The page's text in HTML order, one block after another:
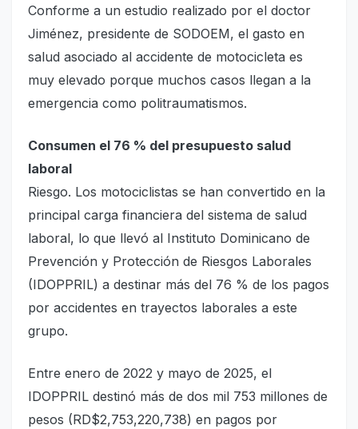
Conforme a un estudio realizado por el doctor
Jiménez, presidente de SODOEM, el gasto en
salud asociado al accidente de motocicleta es
muy elevado porque muchos casos llegan a la
emergencia como politraumatismos.
Consumen el 76 % del presupuesto salud
laboral
Riesgo. Los motociclistas se han convertido en la
principal carga financiera del sistema de salud
laboral, lo que llevó al Instituto Dominicano de
Prevención y Protección de Riesgos Laborales
(IDOPPRIL) a destinar más del 76 % de los pagos
por accidentes en trayectos laborales a este
grupo.
Entre enero de 2022 y mayo de 2025, el
IDOPPRIL destinó más de dos mil 753 millones de
pesos (RD$2,753,220,738) en pagos por